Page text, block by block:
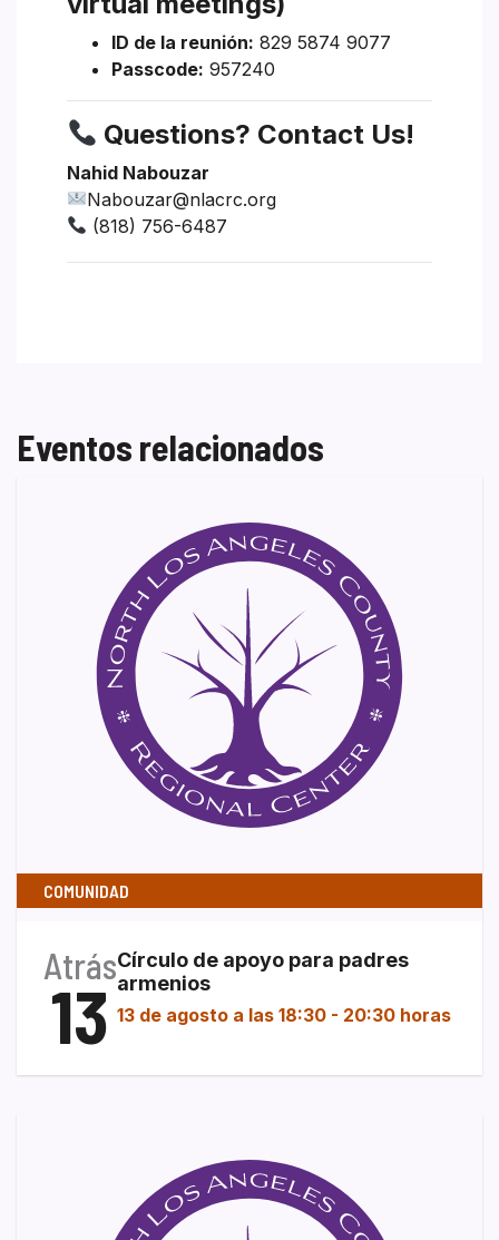
ID de la reunión: 829 5874 9077
Passcode: 957240
Questions? Contact Us!
Nahid Nabouzar
Nabouzar@nlacrc.org
(818) 756-6487
Eventos relacionados
COMUNIDAD
Atrás
13
Círculo de apoyo para padres
armenios
13 de agosto a las 18:30 - 20:30 horas